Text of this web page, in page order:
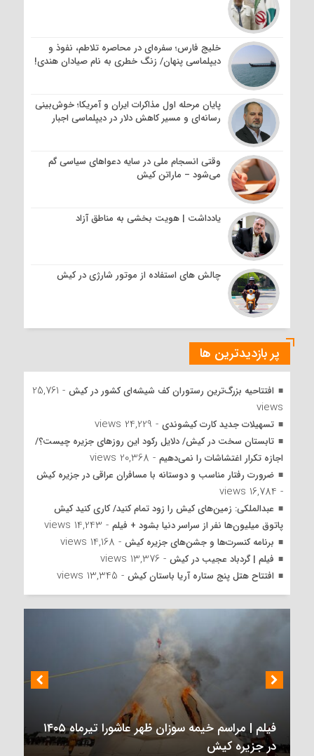
خلیج فارس؛ سفره‌ای در محاصره تلاطم، نفوذ و
دیپلماسی پنهان/ زنگ خطری به نام صیادان هندی!
پایان مرحله اول مذاکرات ایران و آمریکا؛ خوش‌بینی
رسانه‌ای و مسیر کاهش دلار در دیپلماسی اجبار
وقتی انسجام ملی در سایه دعواهای سیاسی گم
می‌شود – ماراتن کیش
یادداشت | هویت بخشی به مناطق آزاد
چالش های استفاده از موتور شارژی در کیش
پر بازدیدترین ها
افتتاحیه بزرگ‌ترین رستوران کف شیشه‌ای کشور در کیش
- 25,761
views
تسهیلات جدید کارت کیشوندی - 24,229 views
تابستان سخت در کیش/ دلایل رکود این روزهای جزیره چیست؟/
اجازه تکرار اغتشاشات را نمی‌دهیم - 20,368 views
ضرورت رفتار مناسب و دوستانه با مسافران عراقی در جزیره کیش
- 16,784 views
عبدالملکی: زمین‌های کیش را زود تمام کنید/ کاری کنید کیش
پاتوق میلیون‌ها نفر از سراسر دنیا بشود + فیلم - 14,243 views
برنامه کنسرت‌ها و جشن‌های جزیره کیش - 14,168 views
فیلم | گردباد عجیب در کیش - 13,376 views
افتتاح هتل پنج ستاره آریا باستان کیش - 13,345 views